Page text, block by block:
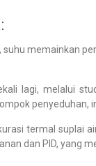
suhu memainkan
lagi, melalui
penyeduhan,
termal suplai
dan PID, yang